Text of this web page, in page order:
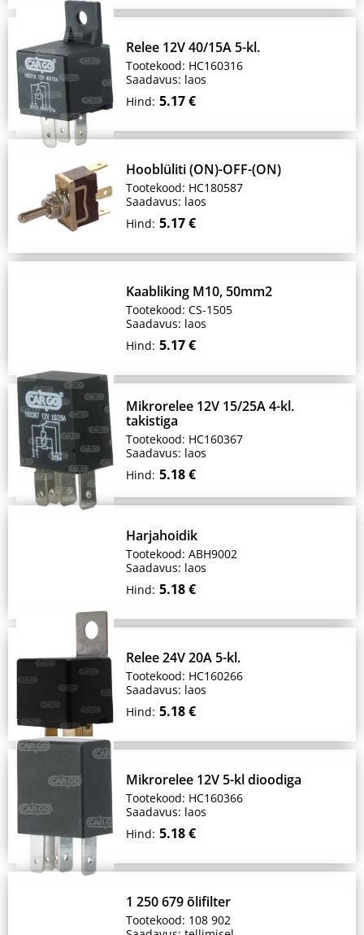
Relee 12V 40/15A 5-kl.
Tootekood: HC160316
Saadavus: laos
Hind: 5.17 €
Hooblüliti (ON)-OFF-(ON)
Tootekood: HC180587
Saadavus: laos
Hind: 5.17 €
Kaabliking M10, 50mm2
Tootekood: CS-1505
Saadavus: laos
Hind: 5.17 €
Mikrorelee 12V 15/25A 4-kl.
takistiga
Tootekood: HC160367
Saadavus: laos
Hind: 5.18 €
Harjahoidik
Tootekood: ABH9002
Saadavus: laos
Hind: 5.18 €
Relee 24V 20A 5-kl.
Tootekood: HC160266
Saadavus: laos
Hind: 5.18 €
Mikrorelee 12V 5-kl dioodiga
Tootekood: HC160366
Saadavus: laos
Hind: 5.18 €
1 250 679 õlifilter
Tootekood: 108 902